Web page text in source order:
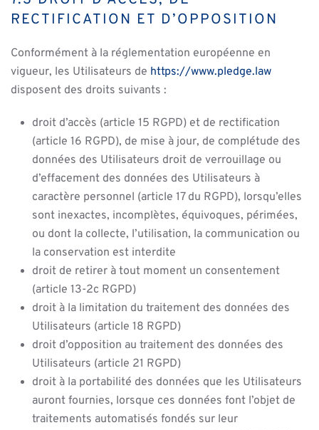
RECTIFICATION ET D’OPPOSITION
Conformément à la réglementation européenne en
vigueur, les Utilisateurs de https://www.pledge.law
disposent des droits suivants :
droit d’accès (article 15 RGPD) et de rectification
(article 16 RGPD), de mise à jour, de complétude des
données des Utilisateurs droit de verrouillage ou
d’effacement des données des Utilisateurs à
caractère personnel (article 17 du RGPD), lorsqu’elles
sont inexactes, incomplètes, équivoques, périmées,
ou dont la collecte, l’utilisation, la communication ou
la conservation est interdite
droit de retirer à tout moment un consentement
(article 13-2c RGPD)
droit à la limitation du traitement des données des
Utilisateurs (article 18 RGPD)
droit d’opposition au traitement des données des
Utilisateurs (article 21 RGPD)
droit à la portabilité des données que les Utilisateurs
auront fournies, lorsque ces données font l’objet de
traitements automatisés fondés sur leur